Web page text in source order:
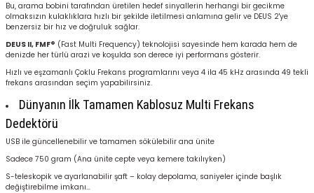
Bu, arama bobini tarafından üretilen hedef sinyallerin herhangi bir gecikme
olmaksızın kulaklıklara hızlı bir şekilde iletilmesi anlamına gelir ve DEUS 2'ye
benzersiz bir hız ve doğruluk sağlar.
DEUS II, FMF® (Fast Multi Frequency) teknolojisi sayesinde hem karada hem de
denizde her türlü arazi ve koşulda son derece iyi performans gösterir.
Hızlı ve eşzamanlı Çoklu Frekans programlarını veya 4 ila 45 kHz arasında 49 tekli
frekans arasından seçim yapabilirsiniz.
Dünyanın İlk Tamamen Kablosuz Multi Frekans
Dedektörü
USB ile güncellenebilir ve tamamen sökülebilir ana ünite
Sadece 750 gram (Ana ünite cepte veya kemere takılıyken)
S-teleskopik ve ayarlanabilir şaft – kolay depolama, saniyeler içinde başlık
değiştirebilme imkanı…